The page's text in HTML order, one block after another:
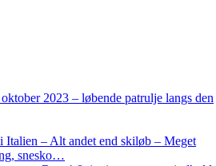
2023 – løbende patrulje langs den
Italien – Alt andet end skiløb – Meget
snesko…